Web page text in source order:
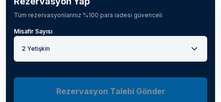
Tüm rezervasyonlarınız %100 para iadesi güvenceli
Misafir Sayısı
2 Yetişkin
Rezervasyon Talebi Gönder